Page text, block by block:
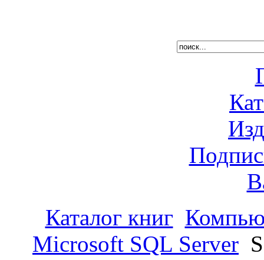
Каталог книг
Microsoft SQL Server